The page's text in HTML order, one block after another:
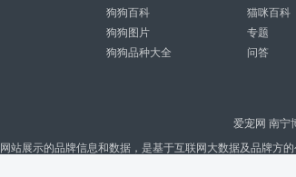
狗狗百科
猫咪百科
狗狗图片
专题
狗狗品种大全
问答
爱宠网 南宁
网站展示的品牌信息和数据，是基于互联网大数据及品牌方